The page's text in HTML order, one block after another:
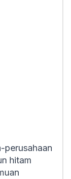
perusahaan
hitam